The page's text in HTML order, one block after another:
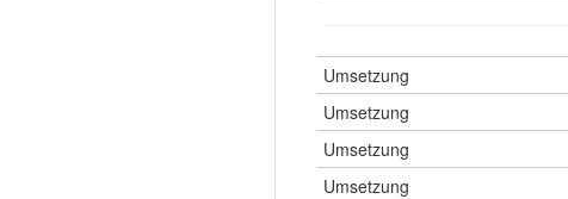
Umsetzung
Umsetzung
Umsetzung
Umsetzung